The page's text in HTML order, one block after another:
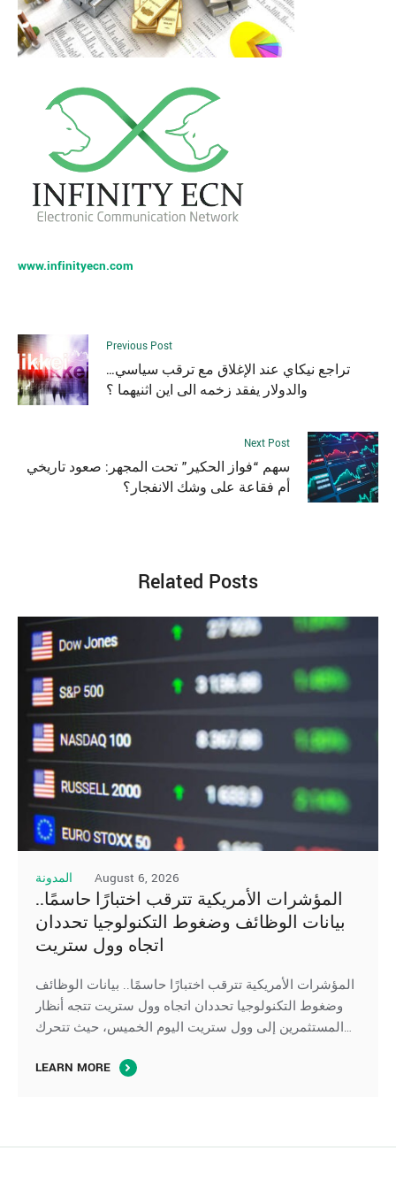
www.infinityecn.com
Previous Post
تراجع نيكاي عند الإغلاق مع ترقب سياسي…
والدولار يفقد زخمه الى اين اثنيهما ؟
Next Post
سهم “فواز الحكير” تحت المجهر: صعود تاريخي
أم فقاعة على وشك الانفجار؟
Related Posts
المدونة August 6, 2026
المؤشرات الأمريكية تترقب اختبارًا حاسمًا..
بيانات الوظائف وضغوط التكنولوجيا تحددان
اتجاه وول ستريت
المؤشرات الأمريكية تترقب اختبارًا حاسمًا.. بيانات الوظائف
وضغوط التكنولوجيا تحددان اتجاه وول ستريت تتجه أنظار
المستثمرين إلى وول ستريت اليوم الخميس، حيث تتحرك
ترقب صدور بيانات سوق العمل الأمريكية، بينما تواصل أسهم
LEARN MORE